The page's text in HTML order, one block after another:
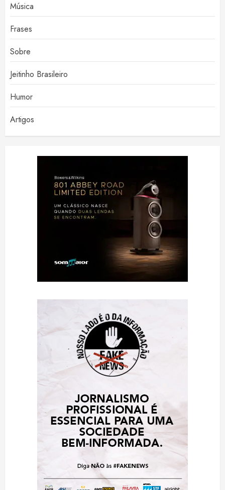
Música
Frases
Sobre
Jeitinho Brasileiro
Humor
Artigos